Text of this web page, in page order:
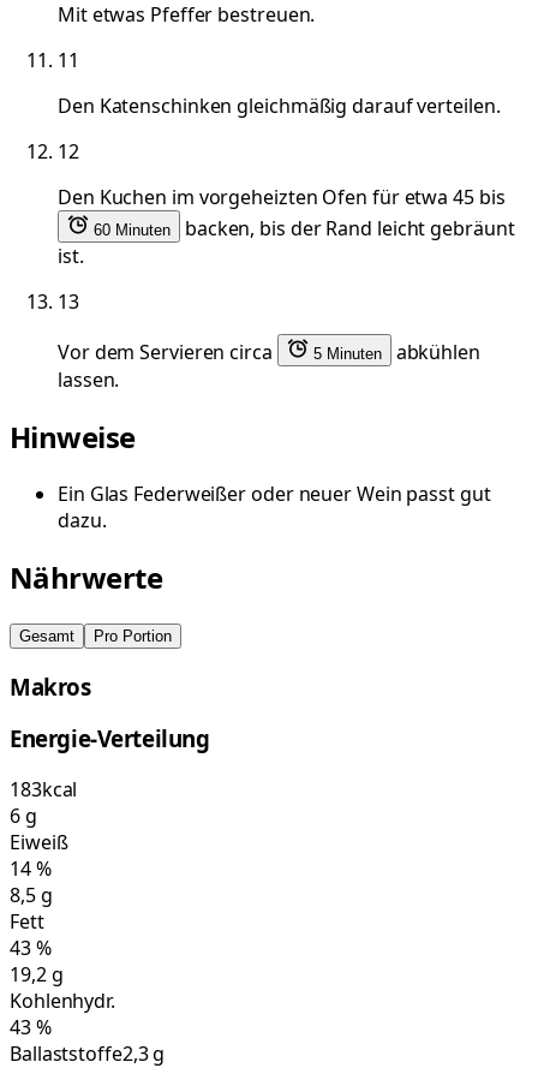
Mit etwas Pfeffer bestreuen.
11
Den Katenschinken gleichmäßig darauf verteilen.
12
Den Kuchen im vorgeheizten Ofen für etwa 45 bis
60 Minuten
backen, bis der Rand leicht gebräunt
ist.
13
Vor dem Servieren circa
5 Minuten
abkühlen
lassen.
Hinweise
Ein Glas Federweißer oder neuer Wein passt gut
dazu.
Nährwerte
Gesamt Pro Portion
Makros
Energie-Verteilung
183kcal
6g
Eiweiß
14%
8,5g
Fett
43%
19,2g
Kohlenhydr.
43%
Ballaststoffe2,3 g